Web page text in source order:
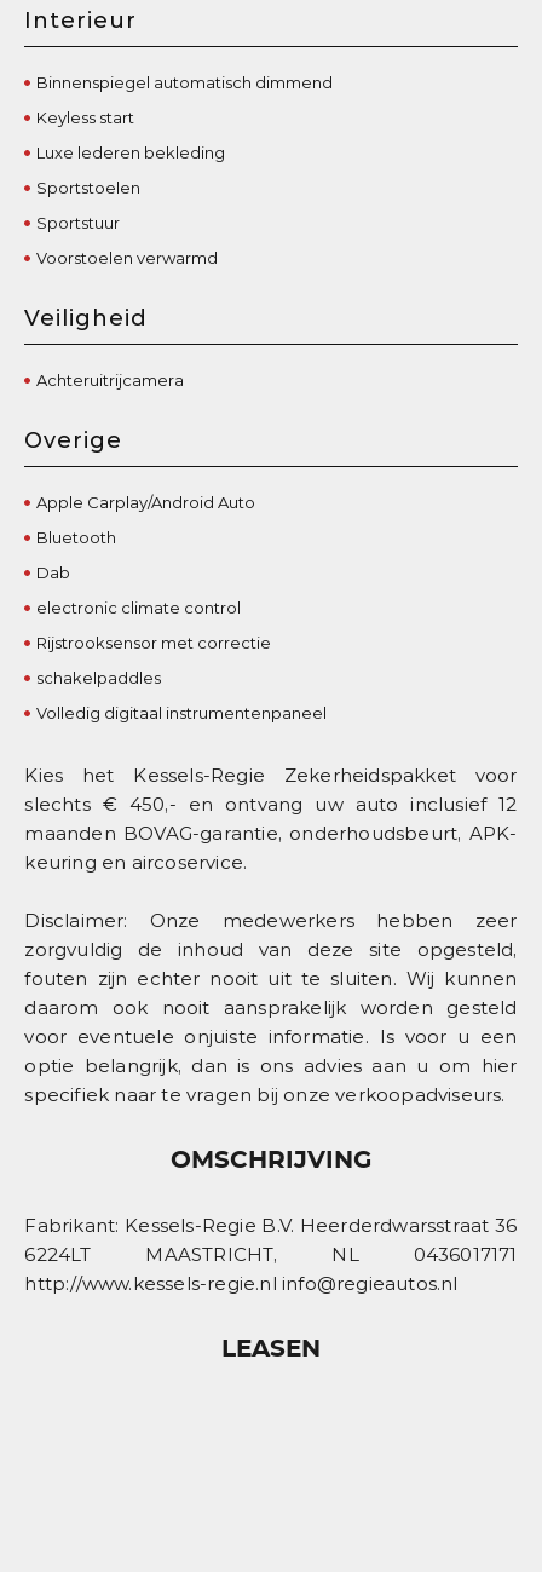
Interieur
Binnenspiegel automatisch dimmend
Keyless start
Luxe lederen bekleding
Sportstoelen
Sportstuur
Voorstoelen verwarmd
Veiligheid
Achteruitrijcamera
Overige
Apple Carplay/Android Auto
Bluetooth
Dab
electronic climate control
Rijstrooksensor met correctie
schakelpaddles
Volledig digitaal instrumentenpaneel
Kies het Kessels-Regie Zekerheidspakket voor
slechts € 450,- en ontvang uw auto inclusief 12
maanden BOVAG-garantie, onderhoudsbeurt, APK-
keuring en aircoservice.
Disclaimer: Onze medewerkers hebben zeer
zorgvuldig de inhoud van deze site opgesteld,
fouten zijn echter nooit uit te sluiten. Wij kunnen
daarom ook nooit aansprakelijk worden gesteld
voor eventuele onjuiste informatie. Is voor u een
optie belangrijk, dan is ons advies aan u om hier
specifiek naar te vragen bij onze verkoopadviseurs.
OMSCHRIJVING
Fabrikant: Kessels-Regie B.V. Heerderdwarsstraat 36
6224LT MAASTRICHT, NL 0436017171
http://www.kessels-regie.nl info@regieautos.nl
LEASEN